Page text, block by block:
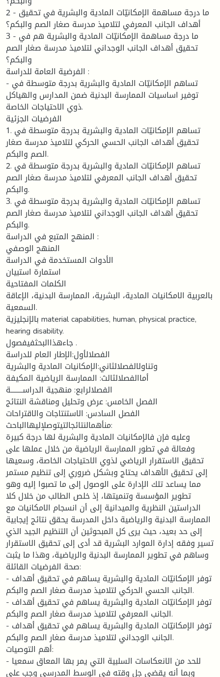
2 - ما درجة مساهمة الإمكانيّات المادية والبشرية في تحقيق
أهداف الجانب المعرفي لتلاميذ مدرسة صغار الصم والبكم؟
3 - ما درجة مساهمة الإمكانيّات المادية والبشرية هم في
تحقيق أهداف الجانب الوجداني لتلاميذ مدرسة صغار الصم
والبكم؟
الفرضية العامة للدراسة :
- تساهم الإمكانيّات المادية والبشرية بدرجة متوسطة في
توفير اساسيات الممارسة البدنية ضمن المدارس والهياكل
ذوي الاحتياجات الخاصة.
الفرضيات الجزئية
1. تساهم الإمكانيّات المادية والبشرية بدرجة متوسطة في
تحقيق أهداف الجانب الحسي الحركي لتلاميذ مدرسة صغار
الصم والبكم.
2. تساهم الإمكانيّات المادية والبشرية بدرجة متوسطة في
تحقيق أهداف الجانب المعرفي لتلاميذ مدرسة صغار الصم
والبكم.
3. تساهم الإمكانيّات المادية والبشرية بدرجة متوسطة في
تحقيق أهداف الجانب الوجداني لتلاميذ مدرسة صغار الصم
والبكم.
المنهج المتبع في الدراسة :
المنهج الوصفي
الأدوات المستخدمة في الدراسة
استمارة استبيان
الكلمات المفتاحية
بالعربية الامكانيات المادية، البشرية، الممارسة البدنية، الإعاقة
السمعية.
بالإنجليزية material capabilities, human, physical practice,
hearing disability.
جاءهذاالبحثفيفصول .
الفصلالأول:الإطار العام للدراسة
وتناولالفصلالثاني:الإمكانيات المادية والبشرية
أماالفصلالثالث: الممارسة الرياضية المكيفة
الفصلالرابع: منهجية الدراســــــــة
الفصل الخامس: عرض وتحليل ومناقشة النتائج
الفصل السادس: الاستنتاجات والاقتراحات
منأهمالنتائجالتيتوصلإليهاالباحث:
وعليه فإن فالإمكانيات المادية والبشرية لها درجة كبيرة
وفعالة في تطور الممارسة الرياضية من خلال عملها على
تحقيق الاستقرار الرياضي لذوي الاحتياجات الخاصة، وسعيها
إلى تحقيق الأهداف يحتاج وبشكل ضروري إلى تنظيم مستمر
مما يساعد تلك الإدارة على الوصول إلى ما تصبوا إليه وهو
تطوير المؤسسة وتنميتها، إذ خلص الطالب من خلال كلا
الدراستين النظرية والميدانية إلى أن انسجام الامكانيات مع
الممارسة البدنية والرياضية داخل المدرسة يحقق نتائج إيجابية
إلى حد بعيد، حيث يرى كل المبحوثين أن التنظيم الجيد الذي
تسير وفقه إدارة الموارد البشرية قد أدى إلى تحقيق الاستقرار
وساهم في تطوير الممارسة البدنية والرياضية، وهذا ما يثبت
صحة الفرضيات القائلة:
- توفر الإمكانيّات المادية والبشرية يساهم في تحقيق أهداف
الجانب الحسي الحركي لتلاميذ مدرسة صغار الصم والبكم.
- توفر الإمكانيّات المادية والبشرية يساهم في تحقيق أهداف
الجانب المعرفي لتلاميذ مدرسة صغار الصم والبكم.
- توفر الإمكانيّات المادية والبشرية يساهم في تحقيق أهداف
الجانب الوجداني لتلاميذ مدرسة صغار الصم والبكم.
أهم التوصيات:
- للحد من الانعكاسات السلبية التي يمر بها المعاق سمعيا
وبما أنه يقضي جل وقته في الوسط المدرسي وجب على